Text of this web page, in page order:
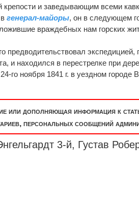
крепости и заведывающим всеми
вгенерал-майоры, он в следующем
враждебных нам горских
предводительствовал экспедицией,
и находился в перестрелке при
го ноября 1841 г. в уездном городе
или дополняющая информация к
персональных сообщений
3-й, Густав